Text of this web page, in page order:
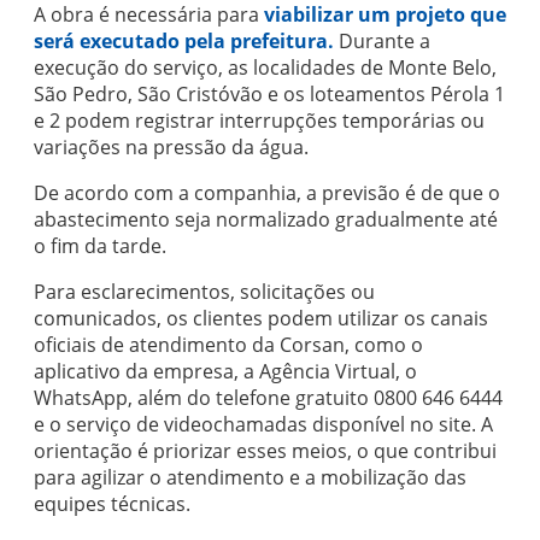
A obra é necessária para viabilizar um projeto que
será executado pela prefeitura. Durante a
execução do serviço, as localidades de Monte Belo,
São Pedro, São Cristóvão e os loteamentos Pérola 1
e 2 podem registrar interrupções temporárias ou
variações na pressão da água.
De acordo com a companhia, a previsão é de que o
abastecimento seja normalizado gradualmente até
o fim da tarde.
Para esclarecimentos, solicitações ou
comunicados, os clientes podem utilizar os canais
oficiais de atendimento da Corsan, como o
aplicativo da empresa, a Agência Virtual, o
WhatsApp, além do telefone gratuito 0800 646 6444
e o serviço de videochamadas disponível no site. A
orientação é priorizar esses meios, o que contribui
para agilizar o atendimento e a mobilização das
equipes técnicas.